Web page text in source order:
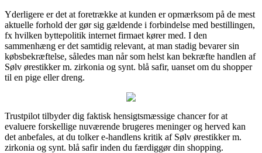
Yderligere er det at foretrække at kunden er opmærksom på de mest
aktuelle forhold der gør sig gældende i forbindelse med bestillingen,
fx hvilken byttepolitik internet firmaet kører med. I den
sammenhæng er det samtidig relevant, at man stadig bevarer sin
købsbekræftelse, således man når som helst kan bekræfte handlen af
Sølv ørestikker m. zirkonia og synt. blå safir, uanset om du shopper
til en pige eller dreng.
Trustpilot tilbyder dig faktisk hensigtsmæssige chancer for at
evaluere forskellige nuværende brugeres meninger og herved kan
det anbefales, at du tolker e-handlens kritik af Sølv ørestikker m.
zirkonia og synt. blå safir inden du færdiggør din shopping.